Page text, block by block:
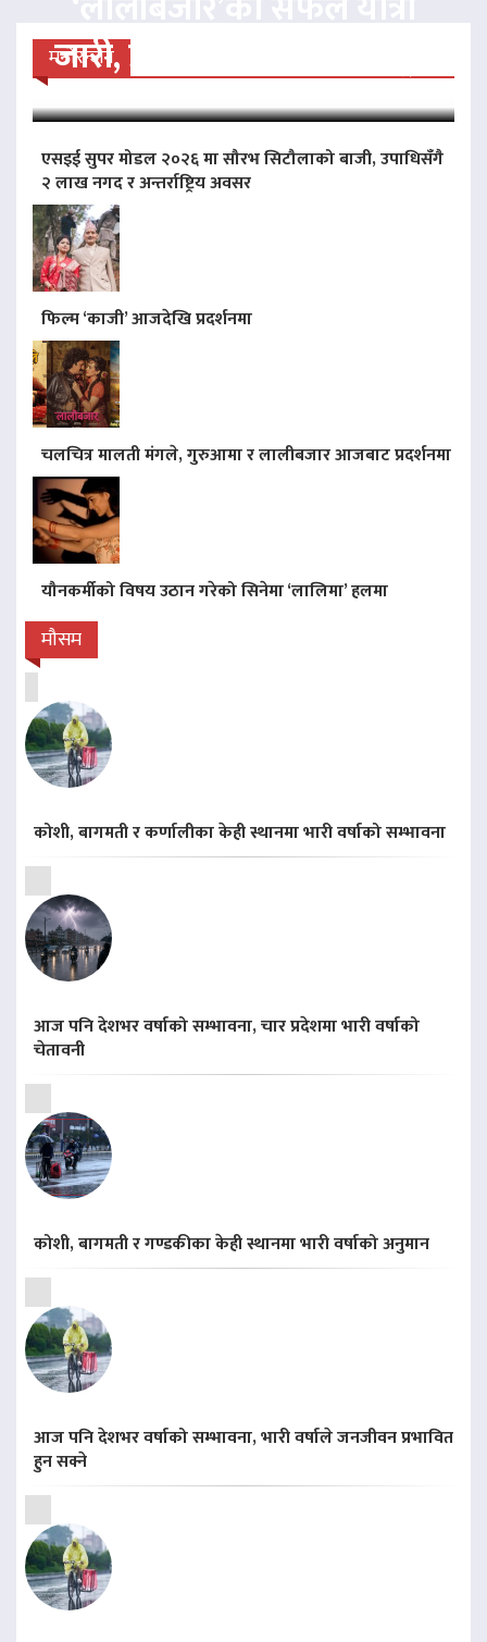
मनोरन्जन
जारी, प्रदर्शनको ५१औँ दिन पूरा
एसइई सुपर मोडल २०२६ मा सौरभ सिटौलाको बाजी, उपाधिसँगै
२ लाख नगद र अन्तर्राष्ट्रिय अवसर
फिल्म ‘काजी’ आजदेखि प्रदर्शनमा
चलचित्र मालती मंगले, गुरुआमा र लालीबजार आजबाट प्रदर्शनमा
यौनकर्मीको विषय उठान गरेको सिनेमा ‘लालिमा’ हलमा
मौसम
कोशी, बागमती र कर्णालीका केही स्थानमा भारी वर्षाको सम्भावना
आज पनि देशभर वर्षाको सम्भावना, चार प्रदेशमा भारी वर्षाको
चेतावनी
कोशी, बागमती र गण्डकीका केही स्थानमा भारी वर्षाको अनुमान
आज पनि देशभर वर्षाको सम्भावना, भारी वर्षाले जनजीवन प्रभावित
हुन सक्ने